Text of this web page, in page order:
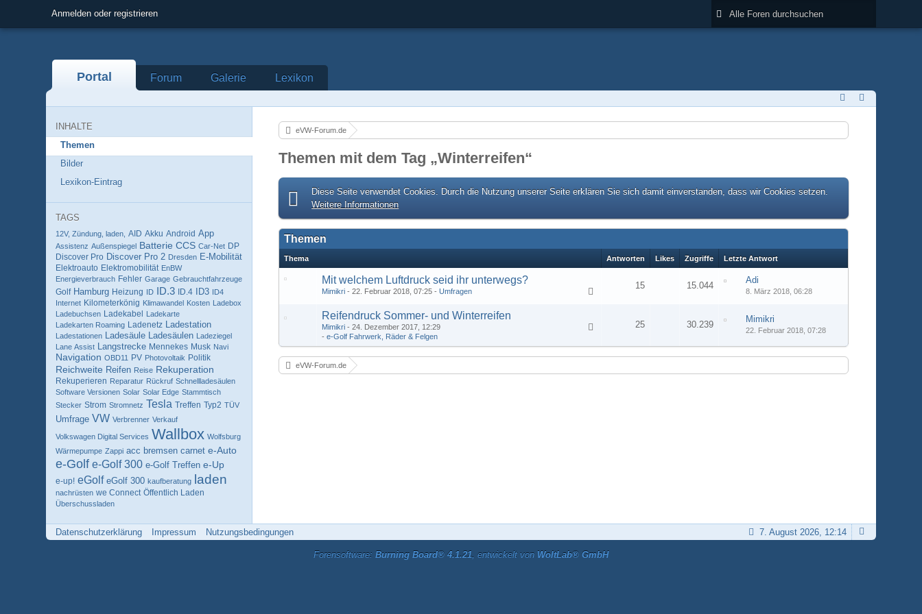
Anmelden oder registrieren
Portal Forum Galerie Lexikon
INHALTE
Themen
Bilder
Lexikon-Eintrag
TAGS
12V, Zündung, laden, AID Akku Android App
Assistenz Außenspiegel Batterie CCS Car-Net DP
Discover Pro Discover Pro 2 Dresden E-Mobilität
Elektroauto Elektromobilität EnBW
Energieverbrauch Fehler Garage Gebrauchtfahrzeuge
Golf Hamburg Heizung ID ID.3 ID.4 ID3 ID4
Internet Kilometerkönig Klimawandel Kosten Ladebox
Ladebuchsen Ladekabel
Ladekarte
Ladekarten Roaming Ladenetz Ladestation
Ladestationen Ladesäule Ladesäulen Ladeziegel
Lane Assist Langstrecke Mennekes Musk Navi
Navigation OBD11 PV Photovoltaik Politik
Reichweite Reifen Reise Rekuperation
Rekuperieren Reparatur Rückruf Schnellladesäulen
Software Versionen Solar Solar Edge Stammtisch
Stecker Strom Stromnetz Tesla Treffen Typ2 TÜV
Umfrage VW Verbrenner Verkauf
Volkswagen Digital Services Wallbox Wolfsburg
Wärmepumpe Zappi acc bremsen carnet e-Auto
e-Golf e-Golf 300 e-Golf Treffen​ e-Up
e-up! eGolf eGolf 300 kaufberatung laden
nachrüsten we Connect Öffentlich Laden
Überschussladen
eVW-Forum.de
Themen mit dem Tag „Winterreifen“
Diese Seite verwendet Cookies. Durch die Nutzung unserer Seite erklären Sie sich damit einverstanden, dass wir Cookies setzen.
Weitere Informationen
Themen
Thema Antworten Likes Zugriffe Letzte Antwort
Mit welchem Luftdruck seid ihr unterwegs?
Mimikri 22. Februar 2018, 07:25 Umfragen
15 15.044
Adi
8. März 2018, 06:28
Reifendruck Sommer- und Winterreifen
Mimikri
24. Dezember 2017, 12:29
e-Golf Fahrwerk, Räder & Felgen
25 30.239
Mimikri
22. Februar 2018, 07:28
eVW-Forum.de
Datenschutzerklärung Impressum Nutzungsbedingungen 7. August 2026, 12:14
Forensoftware: Burning Board® 4.1.21, entwickelt von WoltLab® GmbH